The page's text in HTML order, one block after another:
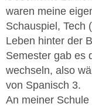
waren meine
Schauspiel, Tech
Leben hinter der
Semester gab es
wechseln, also
von Spanisch 3.
An meiner